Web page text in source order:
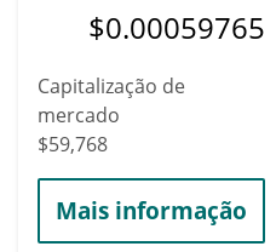
$0.00059765
Capitalização de
mercado
$59,768
Mais informação